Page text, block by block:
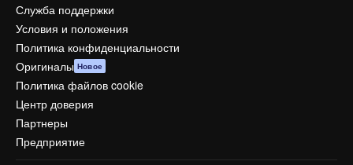
Служба поддержки
Условия и положения
Политика конфиденциальности
Оригиналы Новое
Политика файлов cookie
Центр доверия
Партнеры
Предприятие